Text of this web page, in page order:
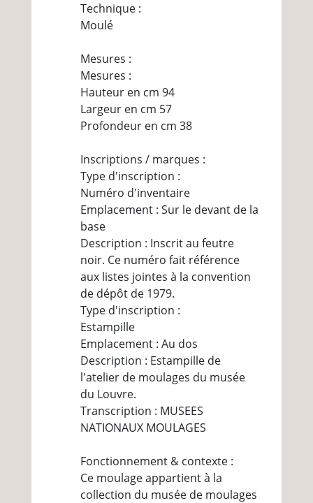
Technique :
Moulé
Mesures :
Mesures :
Hauteur en cm 94
Largeur en cm 57
Profondeur en cm 38
Inscriptions / marques :
Type d'inscription :
Numéro d'inventaire
Emplacement : Sur le devant de la
base
Description : Inscrit au feutre
noir. Ce numéro fait référence
aux listes jointes à la convention
de dépôt de 1979.
Type d'inscription :
Estampille
Emplacement : Au dos
Description : Estampille de
l'atelier de moulages du musée
du Louvre.
Transcription : MUSEES
NATIONAUX MOULAGES
Fonctionnement & contexte :
Ce moulage appartient à la
collection du musée de moulages